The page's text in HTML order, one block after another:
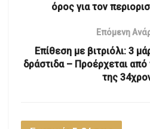
όρος για τον
Επόμενη
Επίθεση με βιτριόλι: 3
δράστιδα – Προέρχεται
της